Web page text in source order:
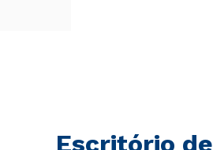
Escritório de